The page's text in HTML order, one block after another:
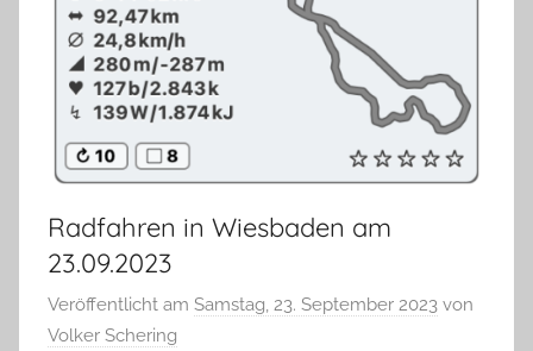
Radfahren in Wiesbaden am
23.09.2023
Veröffentlicht am Samstag, 23. September 2023 von
Volker Schering